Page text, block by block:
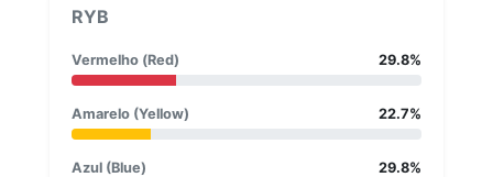
RYB
Vermelho (Red) 29.8%
Amarelo (Yellow) 22.7%
Azul (Blue) 29.8%